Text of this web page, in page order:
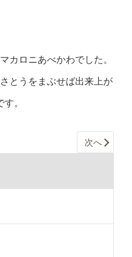
カロニあべかわでした。
とうをまぶせば出来上が
。
次へ